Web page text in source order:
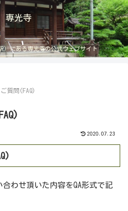
専光寺
）にある専光寺の公式ウェブサイト
質問(FAQ)
2020.07.23
わせ頂いた内容をQA形式で記